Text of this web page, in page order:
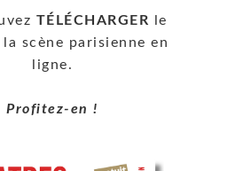
TÉLÉCHARGER le
la scène parisienne en
ligne.
Profitez-en !